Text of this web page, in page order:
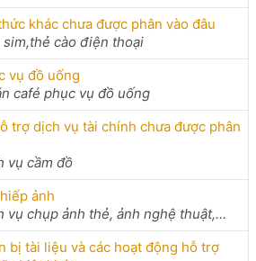
khác chưa được phân vào đâu
sim,thẻ cào điện thoại
vụ đồ uống
café phục vụ đồ uống
trợ dịch vụ tài chính chưa được phân
vụ cầm đồ
ảnh
vụ chụp ảnh thẻ, ảnh nghệ thuật,…
bị tài liệu và các hoạt động hỗ trợ